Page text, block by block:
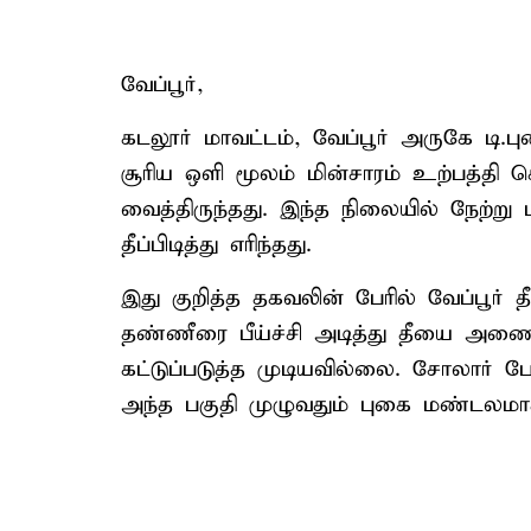
வேப்பூர்,
கடலூர் மாவட்டம், வேப்பூர் அருகே
சூரிய ஒளி மூலம் மின்சாரம் உற்பத்தி
வைத்திருந்தது. இந்த நிலையில்
தீப்பிடித்து எரிந்தது.
இது குறித்த தகவலின் பேரில்
தண்ணீரை பீய்ச்சி அடித்து தீயை
கட்டுப்படுத்த முடியவில்லை. சோலார்
அந்த பகுதி முழுவதும் புகை